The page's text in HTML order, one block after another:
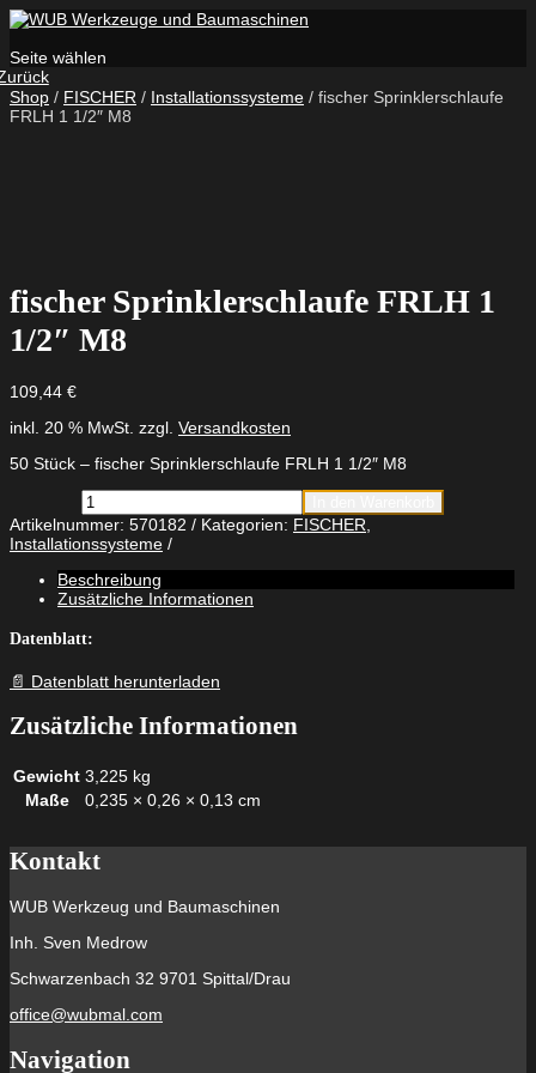
Seite wählen
Shop / FISCHER / Installationssysteme / fischer Sprinklerschlaufe
FRLH 1 1/2″ M8
fischer Sprinklerschlaufe FRLH 1
1/2″ M8
109,44 €
inkl. 20 % MwSt. zzgl. Versandkosten
50 Stück – fischer Sprinklerschlaufe FRLH 1 1/2″ M8
fischer
Sprinklerschlaufe
FRLH
1
1/2"
M8
Menge
Artikelnummer: 570182 Kategorien: FISCHER
Installationssysteme
Beschreibung
Zusätzliche Informationen
Datenblatt:
📄 Datenblatt herunterladen
Zusätzliche Informationen
Gewicht 3,225 kg
Maße
0,235 × 0,26 × 0,13 cm
Kontakt
WUB Werkzeug und Baumaschinen
Inh. Sven Medrow
Schwarzenbach 32 9701 Spittal/Drau
office@wubmal.com
Navigation